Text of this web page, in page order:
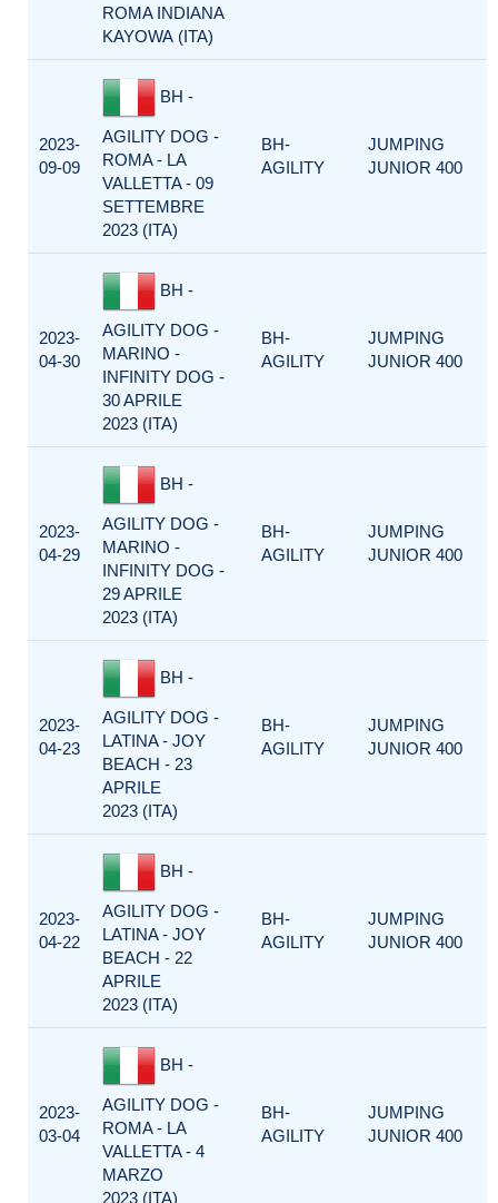
ROMA INDIANA
KAYOWA (ITA)
2023-
09-09
BH -
AGILITY DOG -
ROMA - LA
VALLETTA - 09
SETTEMBRE
2023 (ITA)
BH-
AGILITY
JUMPING
JUNIOR 400
2023-
04-30
BH -
AGILITY DOG -
MARINO -
INFINITY DOG -
30 APRILE
2023 (ITA)
BH-
AGILITY
JUMPING
JUNIOR 400
2023-
04-29
BH -
AGILITY DOG -
MARINO -
INFINITY DOG -
29 APRILE
2023 (ITA)
BH-
AGILITY
JUMPING
JUNIOR 400
2023-
04-23
BH -
AGILITY DOG -
LATINA - JOY
BEACH - 23
APRILE
2023 (ITA)
BH-
AGILITY
JUMPING
JUNIOR 400
2023-
04-22
BH -
AGILITY DOG -
LATINA - JOY
BEACH - 22
APRILE
2023 (ITA)
BH-
AGILITY
JUMPING
JUNIOR 400
2023-
03-04
BH -
AGILITY DOG -
ROMA - LA
VALLETTA - 4
MARZO
2023 (ITA)
BH-
AGILITY
JUMPING
JUNIOR 400